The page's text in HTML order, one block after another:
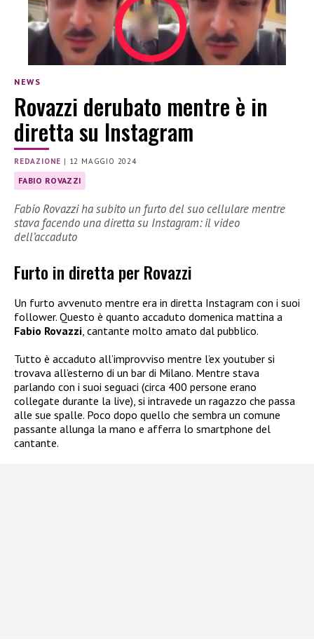
NEWS
Rovazzi derubato mentre è in
diretta su Instagram
REDAZIONE | 12 MAGGIO 2024
FABIO ROVAZZI
Fabio Rovazzi ha subito un furto del suo cellulare mentre
stava facendo una diretta su Instagram: il video
dell’accaduto
Furto in diretta per Rovazzi
Un furto avvenuto mentre era in diretta Instagram con i suoi
follower. Questo è quanto accaduto domenica mattina a
Fabio Rovazzi, cantante molto amato dal pubblico.
Tutto è accaduto all’improvviso mentre l’ex youtuber si
trovava all’esterno di un bar di Milano. Mentre stava
parlando con i suoi seguaci (circa 400 persone erano
collegate durante la live), si intravede un ragazzo che passa
alle sue spalle. Poco dopo quello che sembra un comune
passante allunga la mano e afferra lo smartphone del
cantante.